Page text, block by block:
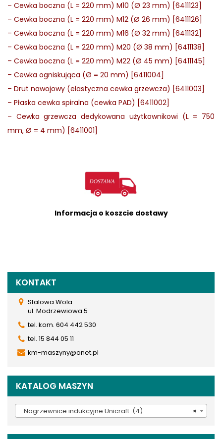
– Cewka boczna (L = 220 mm) M10 (Ø 23 mm) [6411123]
– Cewka boczna (L = 220 mm) M12 (Ø 26 mm) [6411126]
– Cewka boczna (L = 220 mm) M16 (Ø 32 mm) [6411132]
– Cewka boczna (L = 220 mm) M20 (Ø 38 mm) [6411138]
– Cewka boczna (L = 220 mm) M22 (Ø 45 mm) [6411145]
– Cewka ogniskująca (Ø = 20 mm) [6411004]
– Drut nawojowy (elastyczna cewka grzewcza) [6411003]
– Płaska cewka spiralna (cewka PAD) [6411002]
– Cewka grzewcza dedykowana użytkownikowi (L = 750
mm, Ø = 4 mm) [6411001]
Informacja o koszcie dostawy
KONTAKT
Stalowa Wola
ul. Modrzewiowa 5
tel. kom. 604 442 530
tel. 15 844 05 11
km-maszyny@onet.pl
KATALOG MASZYN
×
Nagrzewnice indukcyjne Unicraft (4)